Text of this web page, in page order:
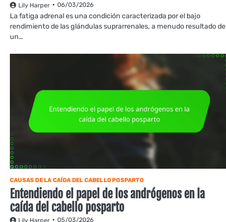
Lily Harper 06/03/2026
La fatiga adrenal es una condición caracterizada por el bajo
rendimiento de las glándulas suprarrenales, a menudo resultado de
un…
CAUSAS DE LA CAÍDA DEL CABELLO POSPARTO
Entendiendo el papel de los andrógenos en la
caída del cabello posparto
Lily Harper 05/03/2026